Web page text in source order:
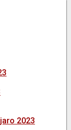
2023